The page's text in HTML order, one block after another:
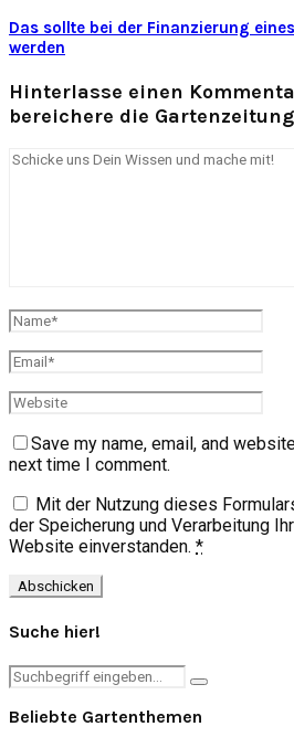
Das sollte bei der Finanzierung
werden
Hinterlasse einen
bereichere die
Save my name, email, and
next time I comment.
Mit der Nutzung dieses
der Speicherung und Verarbeitung
Website einverstanden. *
Suche hier!
Search
Search
Beliebte Gartenthemen